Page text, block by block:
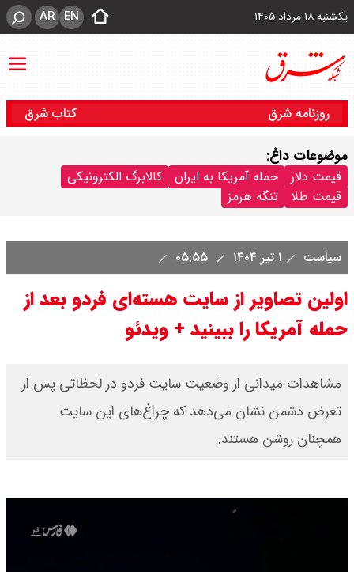
یکشنبه ۱۸ مرداد ۱۴۰۵ EN
AR
روزنامه شرق کتاب شرق
موضوعات داغ:
قیمت دلار حمله آمریکا به ایران
کالابرگ الکترونیکی
قیمت طلا
تنگه هرمز
سیاست ۱ تیر ۱۴۰۴
اولین تصاویر از سایت هسته‌ای فردو بعد از
حمله آمریکا را ببینید + ویدئو
مشاهدات میدانی از وضعیت سایت فردو در لحظاتی پس از
تعرض دشمن نشان می‌دهد که چراغ‌های این سایت
همچنان روشن هستند.